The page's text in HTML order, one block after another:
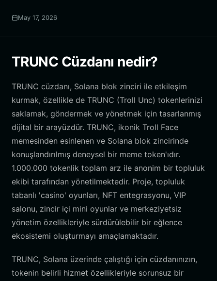
May 17, 2026
TRUNC Cüzdanı nedir?
TRUNC cüzdanı, Solana blok zinciri ile etkileşim
kurmak, özellikle de TRUNC (Troll Unc) tokenlerinizi
saklamak, göndermek ve yönetmek için tasarlanmış
dijital bir arayüzdür. TRUNC, ikonik Troll Face
memesinden esinlenen ve Solana blok zincirinde
konuşlandırılmış deneysel bir meme token'ıdır.
1.000.000 tokenlik toplam arz ile anonim bir topluluk
ekibi tarafından yönetilmektedir. Proje, topluluk
tabanlı 'casino' oyunları, NFT entegrasyonu, VIP
salonu, zincir içi mini oyunlar ve merkeziyetsiz
yönetim özellikleriyle sürdürülebilir bir eğlence
ekosistemi oluşturmayı amaçlamaktadır.
TRUNC, Solana üzerinde çalıştığı için cüzdanınızın,
tokenin belirli hizmet özellikleriyle sorunsuz bir